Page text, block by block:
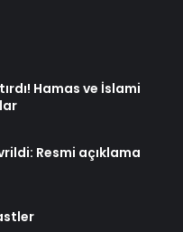
Hamas ve İslami
Resmi açıklama